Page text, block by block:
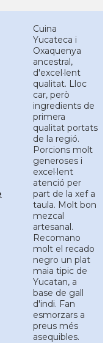
Cuina
Yucateca i
Oxaquenya
ancestral,
d'excel·lent
qualitat. Lloc
car, però
ingredients de
primera
qualitat portats
de la regió.
Porcions molt
generoses i
excel·lent
atenció per
part de la xef a
taula. Molt bon
mezcal
artesanal.
Recomano
molt el recado
negro un plat
maia tipic de
Yucatan, a
base de gall
d'indi. Fan
esmorzars a
preus més
asequibles.